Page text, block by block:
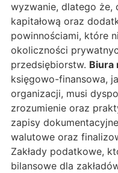
wyzwanie, dlatego że,
kapitałową oraz
powinnościami, które
okoliczności
przedsiębiorstw. Biura
księgowo-finansowa,
organizacji, musi
zrozumienie oraz
zapisy
walutowe oraz
Zakłady podatkowe,
bilansowe dla